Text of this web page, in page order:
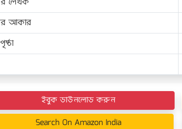
আকার
ইবুক ডাউনলোড করুন
Search On Amazon India